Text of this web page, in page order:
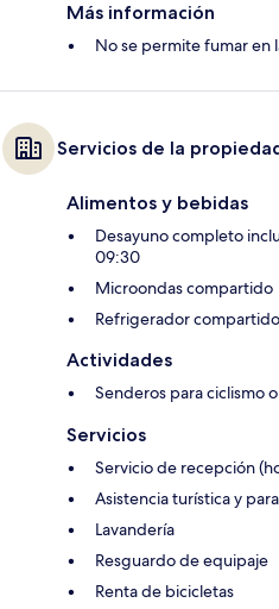
Más información
No se permite fumar en
Servicios de la
Alimentos y bebidas
Desayuno completo
09:30
Microondas compartido
Refrigerador compartido
Actividades
Senderos para ciclismo
Servicios
Servicio de recepción
Asistencia turística y
Lavandería
Resguardo de equipaje
Renta de bicicletas